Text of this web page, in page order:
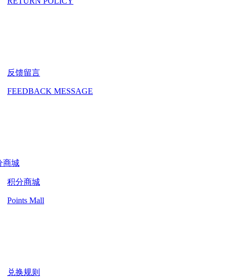
反馈留言
FEEDBACK MESSAGE
商城
积分商城
Points Mall
兑换规则